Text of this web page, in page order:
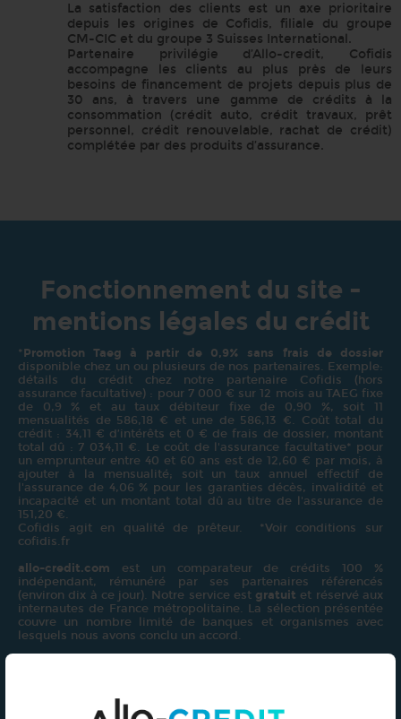
La satisfaction des clients est un axe prioritaire
depuis les origines de Cofidis, filiale du groupe
CM-CIC et du groupe 3 Suisses International.
Partenaire privilégie d’Allo-credit, Cofidis
accompagne les clients au plus près de leurs
besoins de financement de projets depuis plus de
30 ans, à travers une gamme de crédits à la
consommation (crédit auto, crédit travaux, prêt
personnel, crédit renouvelable, rachat de crédit)
complétée par des produits d’assurance.
Fonctionnement du site -
mentions légales du crédit
* Promotion Taeg à partir de 0,9% sans frais de dossier
disponible chez un ou plusieurs de nos partenaires. Exemple:
détails du crédit chez notre partenaire Cofidis (hors
assurance facultative) : pour 7 000 € sur 12 mois au TAEG fixe
de 0,9 % et au taux débiteur fixe de 0,90 %, soit 11
mensualités de 586,18 € et une de 586,13 €. Coût total du
crédit : 34,11 € d’intérêts et 0 € de frais de dossier, montant
total dû : 7 034,11 €. Le coût de l'assurance facultative* pour
un emprunteur entre 40 et 60 ans est de 12,60 € par mois, à
ajouter à la mensualité; soit un taux annuel effectif de
l'assurance de 4,06 % pour les garanties décès, invalidité et
incapacité et un montant total dû au titre de l'assurance de
151,20 €.
Cofidis agit en qualité de prêteur. *Voir conditions sur
cofidis.fr
allo-credit.com est un comparateur de crédits 100 %
indépendant, rémunéré par ses partenaires référencés
(environ dix à ce jour). Notre service est gratuit et réservé aux
internautes de France métropolitaine. La sélection présentée
couvre un nombre limité de banques et organismes avec
lesquels nous avons conclu un accord.
exactitude, mais vous devez les vérifier directement auprès
de nos partenaires avant tout engagement.